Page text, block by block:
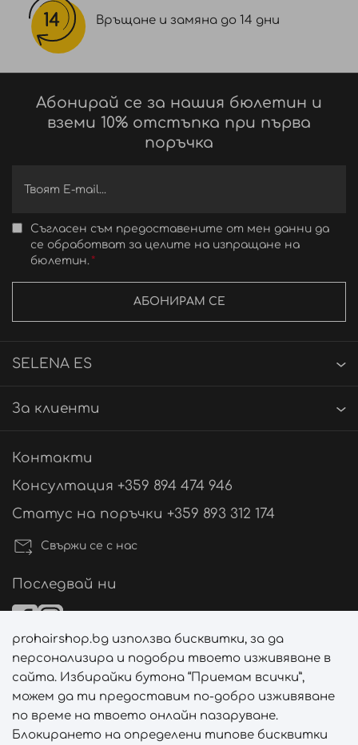
Връщане и замяна до 14 дни
Абонирай се за нашия бюлетин и
вземи 10% отстъпка при първа
поръчка
Съгласен съм предоставените от мен данни да
се обработват за целите на изпращане на
бюлетин.
АБОНИРАМ СЕ
SELENA ES
За клиенти
Контакти
Консултация +359 894 474 946
Статус на поръчки +359 893 312 174
Свържи се с нас
Последвай ни
Начини на плащане
Начини на доставка
prohairshop.bg използва бисквитки, за да
персонализира и подобри твоето изживяване в
сайта. Избирайки бутона “Приемам всички”,
можем да ти предоставим по-добро изживяване
по време на твоето онлайн пазаруване.
Блокирането на определени типове бисквитки